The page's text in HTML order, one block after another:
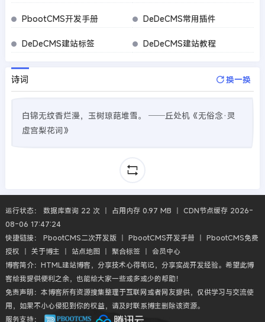
PbootCMS开发手册 DeDeCMS常用插件
DeDeCMS建站标签 DeDeCMS建站教程
诗词 换一换
白锦无纹香烂漫，玉树琼葩堆雪。 ──丘处机《无俗念·灵
虚宫梨花词》
运行状态： 数据库查询 22 次 丨 占用内存 0.97 MB 丨 CDN节点缓存 2026-
08-06 17:47:24
快捷链接： PbootCMS二次开发版丨 PbootCMS开发手册 丨 PbootCMS免费
授权 丨 关于博主 丨 站点地图丨 聚合标签丨 会员中心
博客简介：HTML建站博客，分享技术心得笔记，分享实战开发经验。希望此博
客给我提供便利之余，也能给大家一些或多或少的帮助！
免责声明：本博客所有资源搜集整理于互联网或者网友提供，仅供学习与交流使
用，如果不小心侵犯到你的权益，请及时联系博主删除该资源。
服务支持：